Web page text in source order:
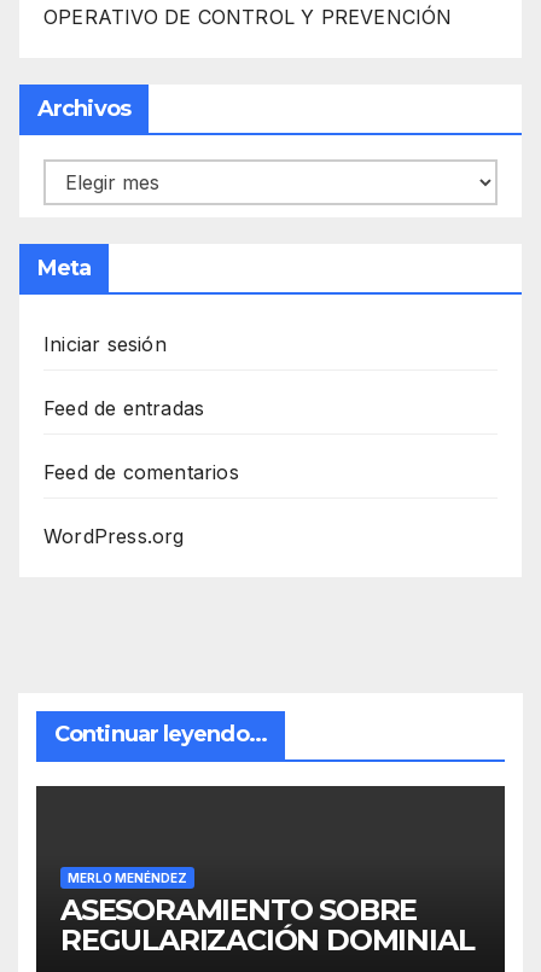
OPERATIVO DE CONTROL Y PREVENCIÓN
Archivos
Archivos
Meta
Iniciar sesión
Feed de entradas
Feed de comentarios
WordPress.org
Continuar leyendo...
MERLO MENÉNDEZ
ASESORAMIENTO SOBRE
REGULARIZACIÓN DOMINIAL